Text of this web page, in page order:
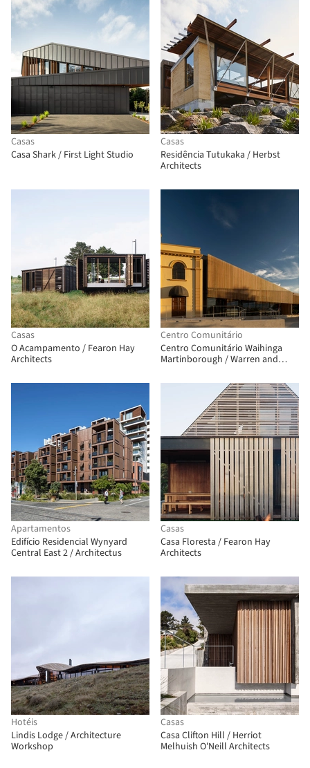
Casas
Casa Shark / First Light Studio
Casas
Residência Tutukaka / Herbst
Architects
Casas
O Acampamento / Fearon Hay
Architects
Centro Comunitário
Centro Comunitário Waihinga
Martinborough / Warren and
Apartamentos
Edifício Residencial Wynyard
Central East 2 / Architectus
Casas
Casa Floresta / Fearon Hay
Architects
Hotéis
Lindis Lodge / Architecture
Workshop
Casas
Casa Clifton Hill / Herriot
Melhuish O'Neill Architects